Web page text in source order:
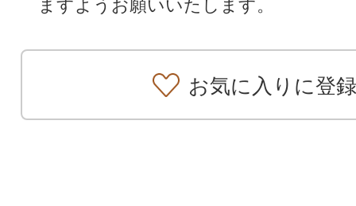
ますようお願いいたします。
お気に入りに登録